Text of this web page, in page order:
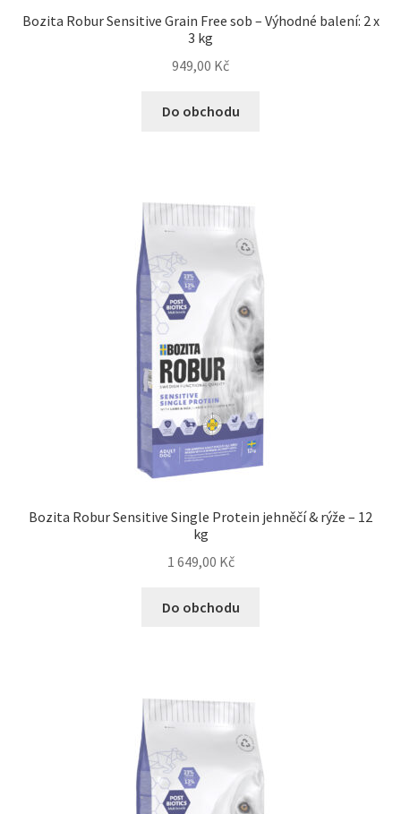
N&D Farmina pro psy — Italské holistic krmivo
Ortopedické pelíšky
Přepravky pro psy
Purizon pro psy — Vysoký obsah masa, bez obilovin
Royal Canin pro psy
Veterinární dieta pro psy
Vodítka a obojky
Wolf of Wilderness
Bozita Robur Sensitive Grain Free sob – Výhodné balení: 2 x
3 kg
949,00 Kč
Do obchodu
Bozita Robur Sensitive Single Protein jehněčí & rýže – 12
kg
1 649,00 Kč
Do obchodu